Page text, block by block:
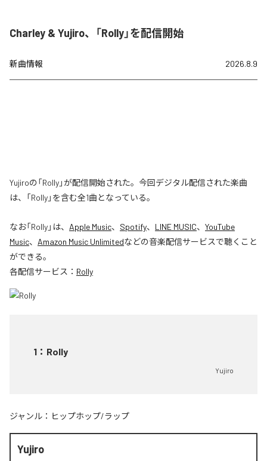
Charley & Yujiro、「Rolly」を配信開始
新曲情報 2026.8.9
Yujiroの「Rolly」が配信開始された。今回デジタル配信された楽曲
は、「Rolly」を含む全1曲となっている。
なお「Rolly」は、 Apple Music、 Spotify、 LINE MUSIC、 YouTube
Music、 Amazon Music Unlimitedなどの音楽配信サービスで聴くこと
ができる。
各配信サービス： Rolly
1 ： Rolly
Yujiro
ジャンル： ヒップホップ/ラップ
Yujiro